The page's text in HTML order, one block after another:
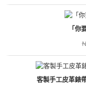
「你
客製手工皮革錶